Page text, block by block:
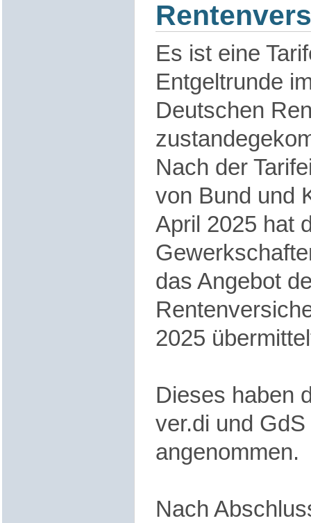
Es ist eine
Entgeltrunde
Deutschen
Nach der
von Bund und
April 2025 hat
das Angebot
2025
Dieses haben
ver.di und
angenommen.
Nach